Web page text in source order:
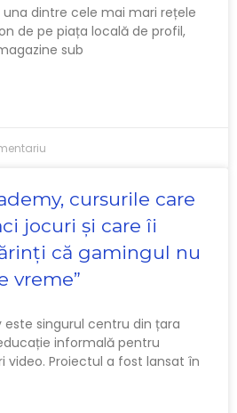
una dintre cele mai mari rețele
de pe piața locală de profil,
sub
cursurile care
jocuri și care îi
că gamingul nu
vreme”
singurul centru din țara
informală pentru
video. Proiectul a fost lansat în